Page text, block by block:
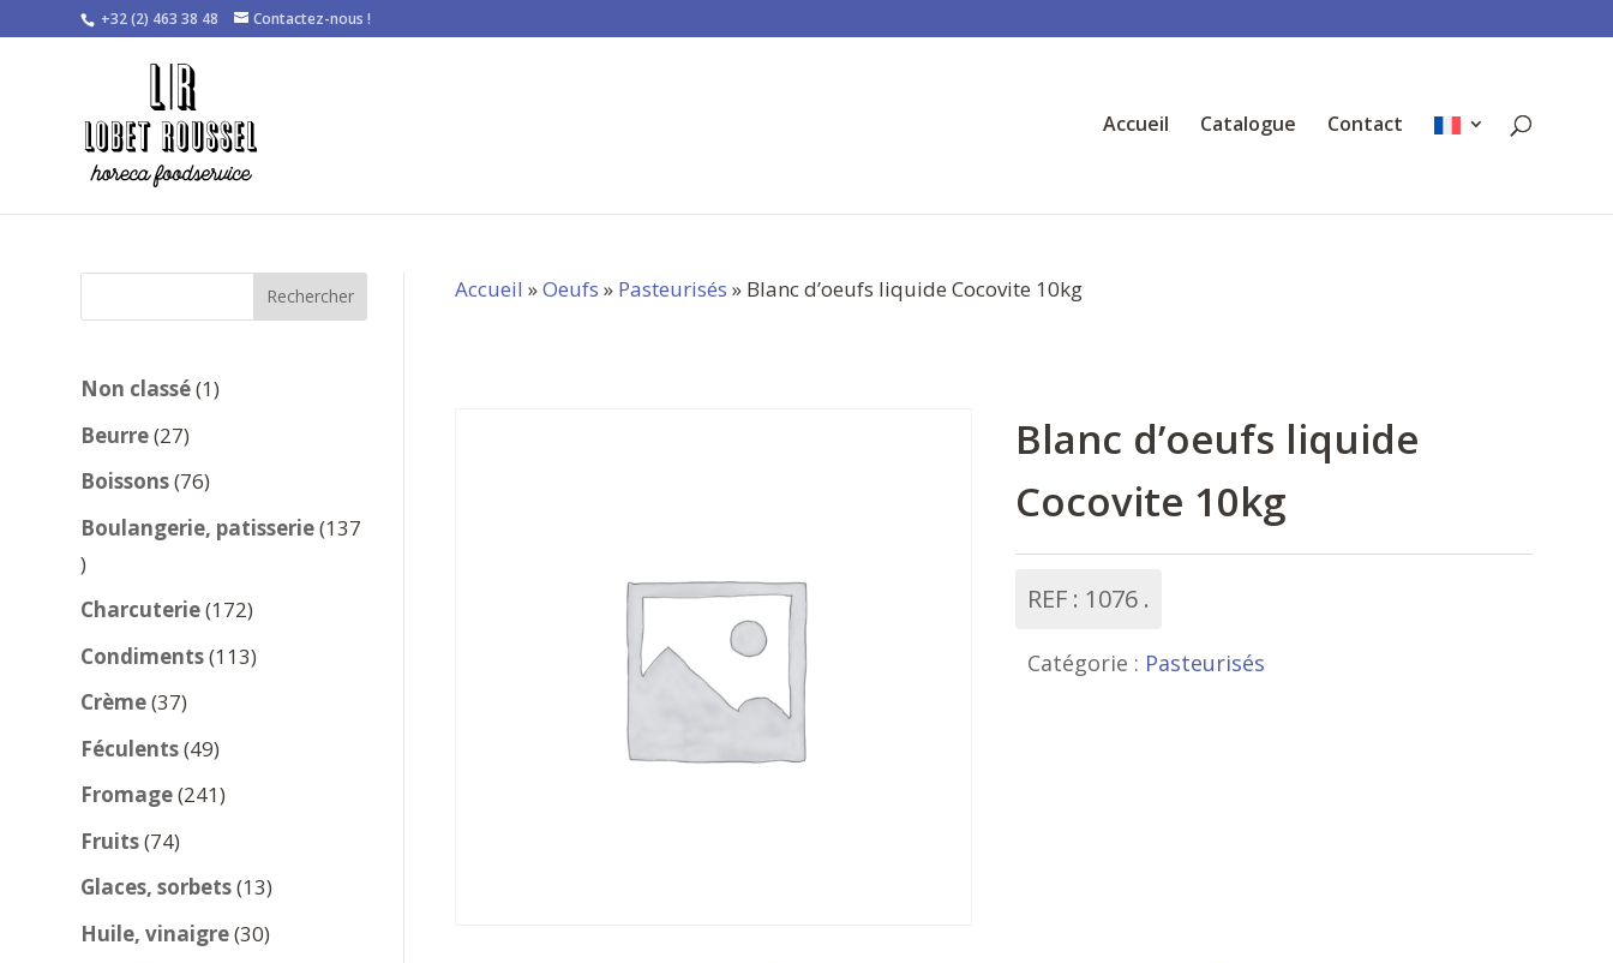
+32 (2) 463 38 48 Contactez-nous !
Accueil Catalogue Contact
Rechercher
Non classé 11
Beurre 2727
produits
Boissons 7676
produits
Boulangerie, patisserie 137
137
produits
Charcuterie 172172
produits
Condiments 113113
Crème 3737
produits
Féculents 4949
produits
Fromage 241241
Fruits 7474
produits
Glaces, sorbets 1313
produits
Huile, vinaigre 3030
Accueil »Oeufs » Pasteurisés » Blanc d’oeufs liquide Cocovite 10kg
Blanc d’oeufs liquide
Cocovite 10kg
REF : 1076
Catégorie : Pasteurisés